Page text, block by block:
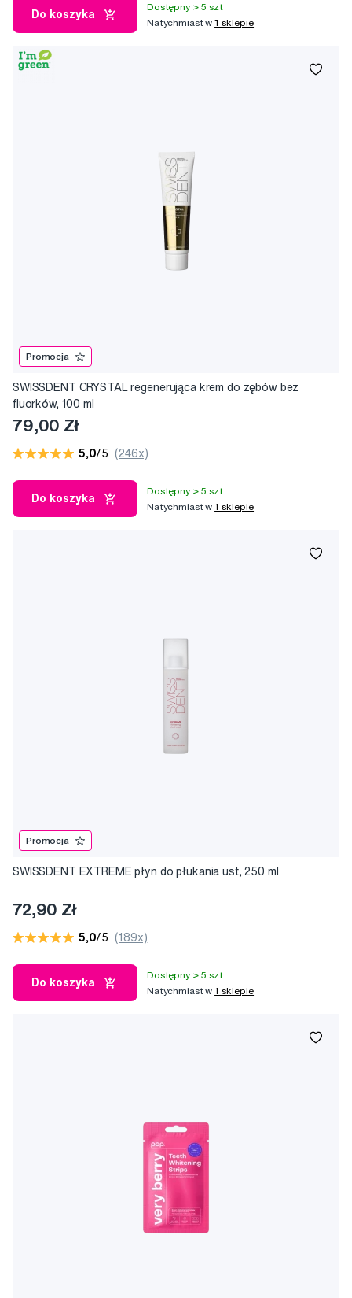
Do koszyka
Dostępny > 5 szt
Natychmiast w1 sklepie
Promocja
SWISSDENT CRYSTAL regenerująca krem do zębów bez
fluorków, 100 ml
79,00 Zł
5,0/5 (246x)
Do koszyka
Dostępny > 5 szt
Natychmiast w1 sklepie
Promocja
SWISSDENT EXTREME płyn do płukania ust, 250 ml
72,90 Zł
5,0/5 (189x)
Do koszyka
Dostępny > 5 szt
Natychmiast w1 sklepie